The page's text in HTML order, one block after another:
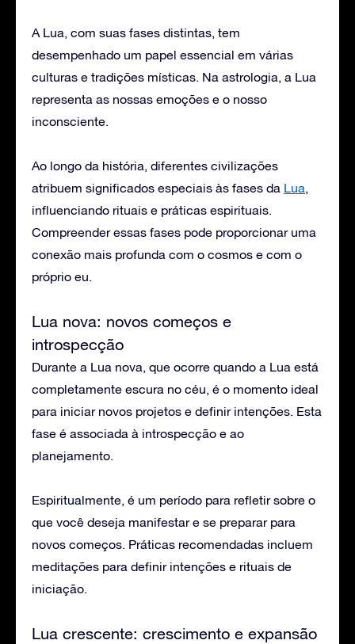
A Lua, com suas fases distintas, tem
desempenhado um papel essencial em várias
culturas e tradições místicas. Na astrologia, a Lua
representa as nossas emoções e o nosso
inconsciente.
Ao longo da história, diferentes civilizações
atribuem significados especiais às fases da Lua,
influenciando rituais e práticas espirituais.
Compreender essas fases pode proporcionar uma
conexão mais profunda com o cosmos e com o
próprio eu.
Lua nova: novos começos e
introspecção
Durante a Lua nova, que ocorre quando a Lua está
completamente escura no céu, é o momento ideal
para iniciar novos projetos e definir intenções. Esta
fase é associada à introspecção e ao
planejamento.
Espiritualmente, é um período para refletir sobre o
que você deseja manifestar e se preparar para
novos começos. Práticas recomendadas incluem
meditações para definir intenções e rituais de
iniciação.
Lua crescente: crescimento e expansão